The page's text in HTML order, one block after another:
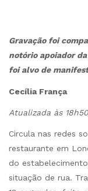
Gravação foi
notório apoiador
foi alvo de
Cecília França
Atualizada às
Circula nas redes
restaurante em
do
situação de rua.